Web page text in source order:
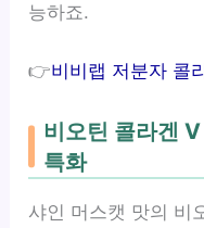
능하죠.
👉비비랩 저분자 콜
비오틴 콜라겐
특화
샤인 머스캣 맛의 비